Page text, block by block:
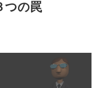
つの罠